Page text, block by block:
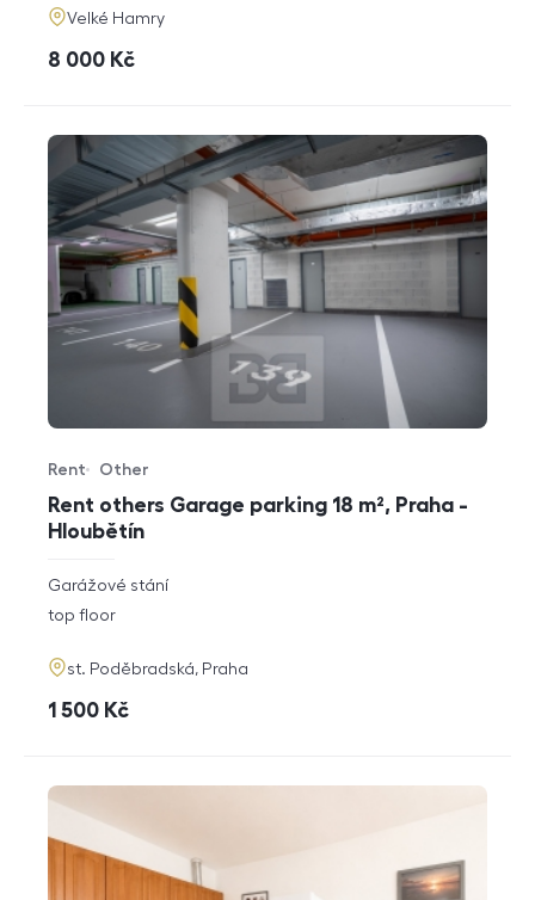
adresa
Velké Hamry
cena
8 000 Kč
Rent others Garage parking 18 m², Praha -
Hloubětín
Offer type
Rent
Property type
Other
rozměry
disposition
Garážové stání
funkce
top floor
adresa
st. Poděbradská, Praha
cena
1 500 Kč